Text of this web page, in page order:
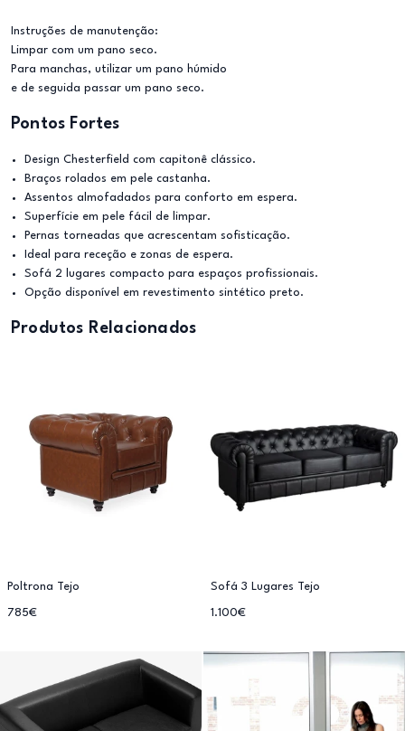
Instruções de manutenção:
Limpar com um pano seco.
Para manchas, utilizar um pano húmido
e de seguida passar um pano seco.
Pontos Fortes
Design Chesterfield com capitonê clássico.
Braços rolados em pele castanha.
Assentos almofadados para conforto em espera.
Superfície em pele fácil de limpar.
Pernas torneadas que acrescentam sofisticação.
Ideal para receção e zonas de espera.
Sofá 2 lugares compacto para espaços profissionais.
Opção disponível em revestimento sintético preto.
Produtos Relacionados
Poltrona Tejo
785€
Sofá 3 Lugares Tejo
1.100€